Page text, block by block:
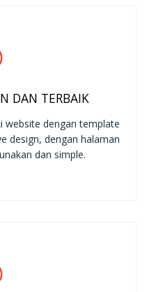
DAN TERBAIK
website dengan template
design, dengan halaman
dan simple.